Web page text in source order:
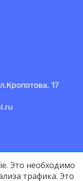
17
Это необходимо
трафика. Это